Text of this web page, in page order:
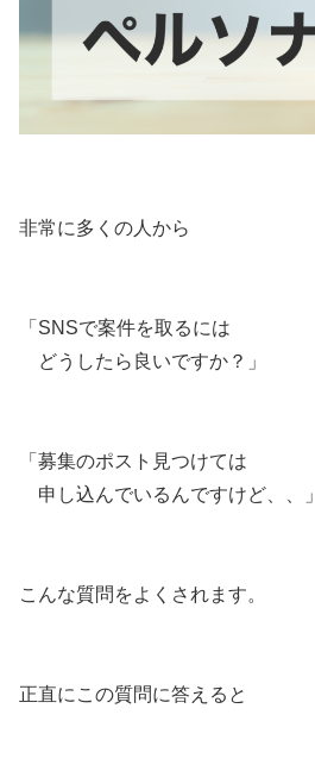
非常に多くの人から
「SNSで案件を取るには
どうしたら良いですか？」
「募集のポスト見つけては
申し込んでいるんですけど、、」
こんな質問をよくされます。
正直にこの質問に答えると